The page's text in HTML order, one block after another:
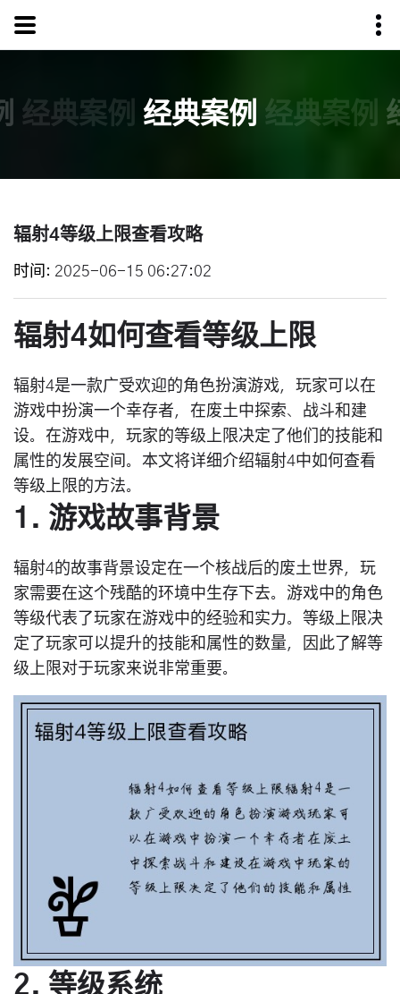
经典案例 经典案例 经典案例
辐射4等级上限查看攻略
时间 2025-06-15 06:27:02
辐射4如何查看等级上限
辐射4是一款广受欢迎的角色扮演游戏，玩家可以在
游戏中扮演一个幸存者，在废土中探索、战斗和建
设。在游戏中，玩家的等级上限决定了他们的技能和
属性的发展空间。本文将详细介绍辐射4中如何查看
等级上限的方法。
1. 游戏故事背景
辐射4的故事背景设定在一个核战后的废土世界，玩
家需要在这个残酷的环境中生存下去。游戏中的角色
等级代表了玩家在游戏中的经验和实力。等级上限决
定了玩家可以提升的技能和属性的数量，因此了解等
级上限对于玩家来说非常重要。
2. 等级系统